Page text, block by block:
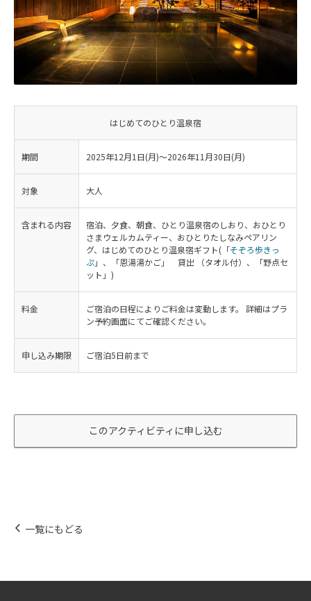
はじめてのひとり温泉宿
期間 2025年12月1日(月)〜2026年11月30日(月)
対象 大人
含まれる内容
宿泊、夕食、朝食、ひとり温泉宿のしおり、おひとり
さまウェルカムティー、おひとりたしなみペアリン
グ、はじめてのひとり温泉宿ギフト(「そぞろ歩きっ
ぷ」、「恩湯湯かご」 貸出 （タオル付）、「野点セ
ット」)
料金
ご宿泊の日程によりご料金は変動します。 詳細はプラ
ン予約画面にてご確認ください。
申し込み期限 ご宿泊5日前まで
このアクティビティに申し込む
一覧にもどる